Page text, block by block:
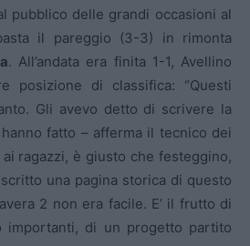
pubblico delle grandi occasioni al
il pareggio (3-3) in rimonta
. All’andata era finita 1-1, Avellino
posizione di classifica: “Questi
Gli avevo detto di scrivere la
hanno fatto – afferma il tecnico dei
ragazzi, è giusto che festeggino,
una pagina storica di questo
2 non era facile. E’ il frutto di
importanti, di un progetto partito